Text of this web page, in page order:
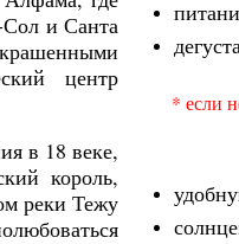
и Санта
центр
в 18 веке,
король,
реки Тежу
* если